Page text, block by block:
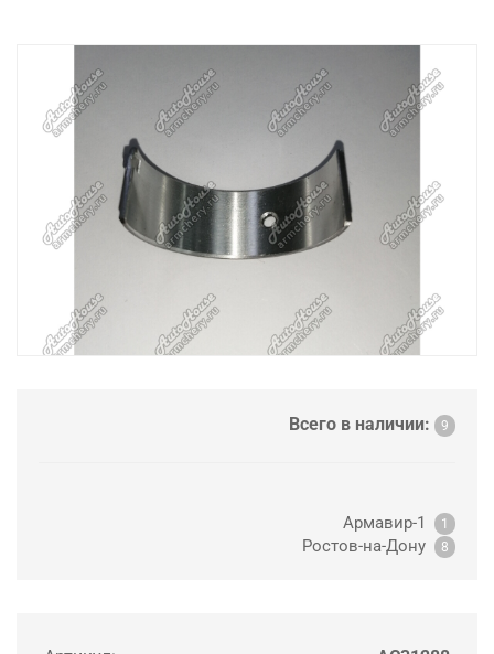
Всего в наличии: 9
Армавир-1 1
Ростов-на-Дону 8